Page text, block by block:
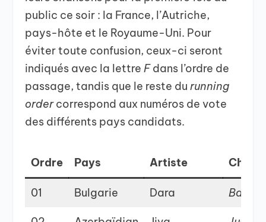
public ce soir : la France, l’Autriche,
pays-hôte et le Royaume-Uni. Pour
éviter toute confusion, ceux-ci seront
indiqués avec la lettreFdans l’ordre de
passage, tandis que le reste durunning
ordercorrespond aux numéros de vote
des différents pays candidats.
Ordre Pays Artiste
01 Bulgarie Dara